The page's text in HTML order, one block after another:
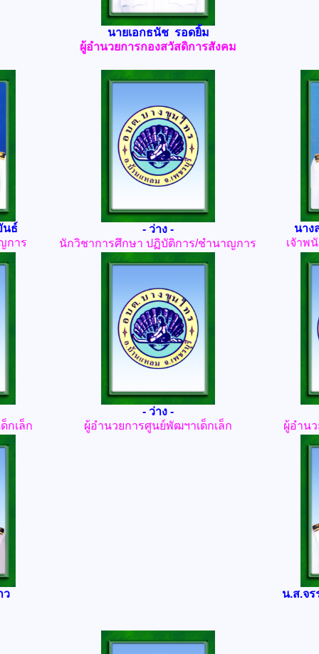
นายเอกธนัช รอดยิ้ม
ผู้อำนวยการกองสวัสดิการสังคม
นธ์
การ
- ว่าง -
นักวิชาการศึกษา ปฏิบัติการ/ชำนาญการ
นาง
เจัาพ
กเล็ก
- ว่าง -
ผู้อำนวยการศูนย์พัฒฯาเด็กเล็ก
ผู้อำน
ว น.ส.จ